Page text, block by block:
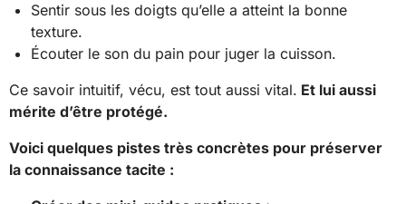
Sentir sous les doigts qu’elle a atteint la bonne
texture.
Écouter le son du pain pour juger la cuisson.
Ce savoir intuitif, vécu, est tout aussi vital. Et lui aussi
mérite d’être protégé.
Voici quelques pistes très concrètes pour préserver
la connaissance tacite :